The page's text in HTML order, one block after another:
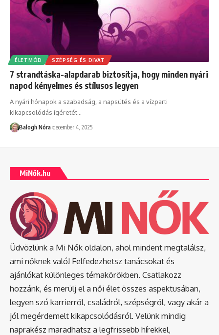
ÉLETMÓD SZÉPSÉG ÉS DIVAT
7 strandtáska-alapdarab biztosítja, hogy minden nyári
napod kényelmes és stílusos legyen
A nyári hónapok a szabadság, a napsütés és a vízparti
kikapcsolódás ígéretét…
Balogh Nóra december 4, 2025
MiNők.hu
Üdvözlünk a Mi Nők oldalon, ahol mindent megtalálsz,
ami nőknek való! Felfedezhetsz tanácsokat és
ajánlókat különleges témakörökben. Csatlakozz
hozzánk, és merülj el a női élet összes aspektusában,
legyen szó karrierről, családról, szépségről, vagy akár a
jól megérdemelt kikapcsolódásról. Velünk mindig
naprakész maradhatsz a legfrissebb hírekkel,